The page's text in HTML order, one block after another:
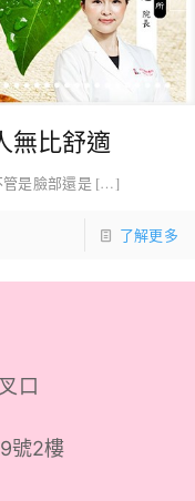
無比舒適
是臉部還是[…]
了解更多
口
號2樓